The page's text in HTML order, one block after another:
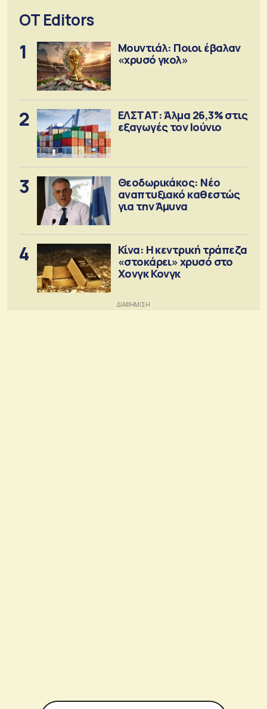
OT Editors
1
Μουντιάλ: Ποιοι έβαλαν
«χρυσό γκολ»
2
ΕΛΣΤΑΤ: Άλμα 26,3% στις
εξαγωγές τον Ιούνιο
3
Θεοδωρικάκος: Νέο
αναπτυξιακό καθεστώς
για την Άμυνα
4
Κίνα: Η κεντρική τράπεζα
«στοκάρει» χρυσό στο
Χονγκ Κονγκ